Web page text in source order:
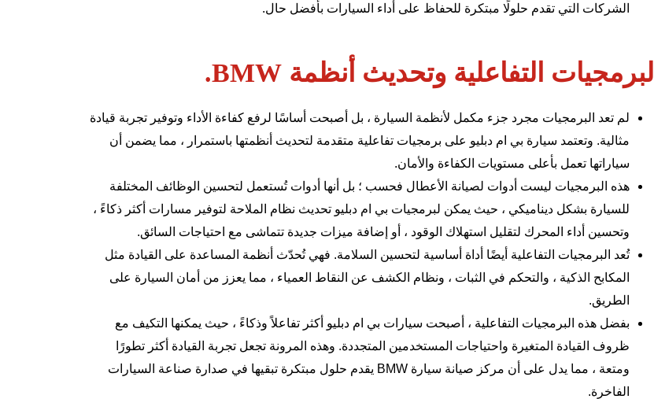
الشركات التي تقدم حلولًا مبتكرة للحفاظ على أداء السيارات بأفضل حال.
البرمجيات التفاعلية وتحديث أنظمة BMW.
لم تعد البرمجيات مجرد جزء مكمل لأنظمة السيارة ، بل أصبحت أساسًا لرفع كفاءة الأداء وتوفير تجربة قيادة
مثالية. وتعتمد سيارة بي ام دبليو على برمجيات تفاعلية متقدمة لتحديث أنظمتها باستمرار ، مما يضمن أن
سياراتها تعمل بأعلى مستويات الكفاءة والأمان.
هذه البرمجيات ليست أدوات لصيانة الأعطال فحسب ؛ بل أنها أدوات تُستعمل لتحسين الوظائف المختلفة
للسيارة بشكل ديناميكي ، حيث يمكن لبرمجيات بي ام دبليو تحديث نظام الملاحة لتوفير مسارات أكثر ذكاءً ،
وتحسين أداء المحرك لتقليل استهلاك الوقود ، أو إضافة ميزات جديدة تتماشى مع احتياجات السائق.
تُعد البرمجيات التفاعلية أيضًا أداة أساسية لتحسين السلامة. فهي تُحدّث أنظمة المساعدة على القيادة مثل
المكابح الذكية ، والتحكم في الثبات ، ونظام الكشف عن النقاط العمياء ، مما يعزز من أمان السيارة على
الطريق.
بفضل هذه البرمجيات التفاعلية ، أصبحت سيارات بي ام دبليو أكثر تفاعلاً وذكاءً ، حيث يمكنها التكيف مع
ظروف القيادة المتغيرة واحتياجات المستخدمين المتجددة. وهذه المرونة تجعل تجربة القيادة أكثر تطورًا
ومتعة ، مما يدل على أن مركز صيانة سيارة BMW
يقدم حلول مبتكرة تبقيها في صدارة صناعة السيارات
الفاخرة.